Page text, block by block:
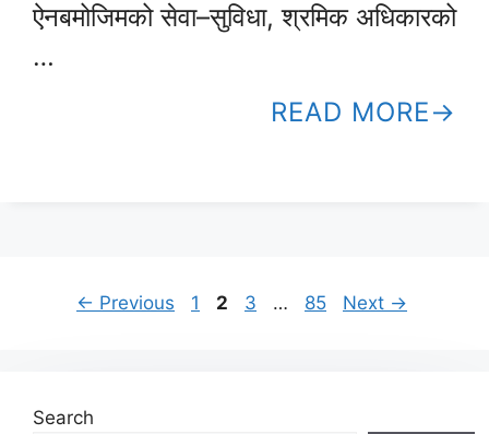
ऐनबमोजिमको सेवा–सुविधा, श्रमिक अधिकारको
…
READ MORE
← Previous Page
1 Page
2 Page
3 … Page
85 Next →
Search